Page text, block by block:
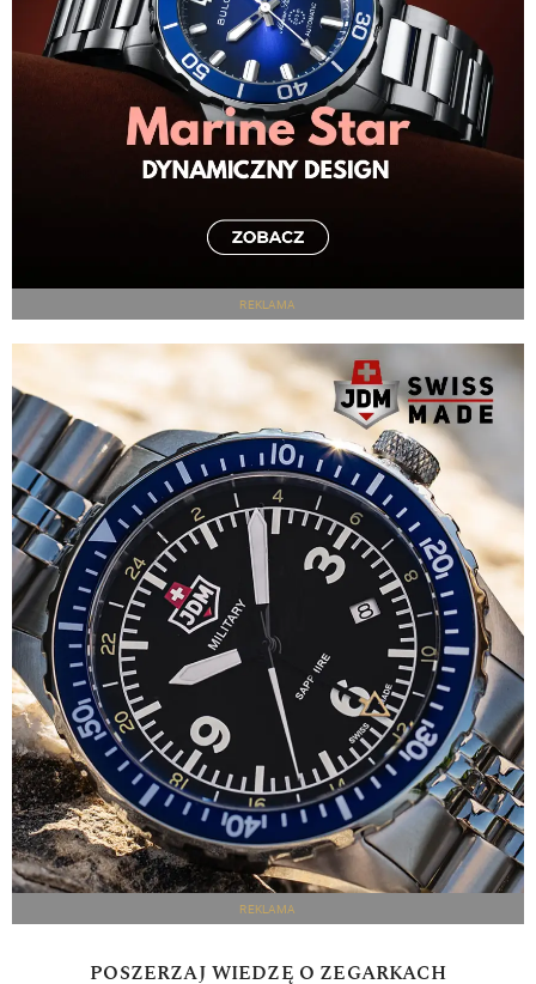
REKLAMA
REKLAMA
POSZERZAJ WIEDZĘ O ZEGARKACH